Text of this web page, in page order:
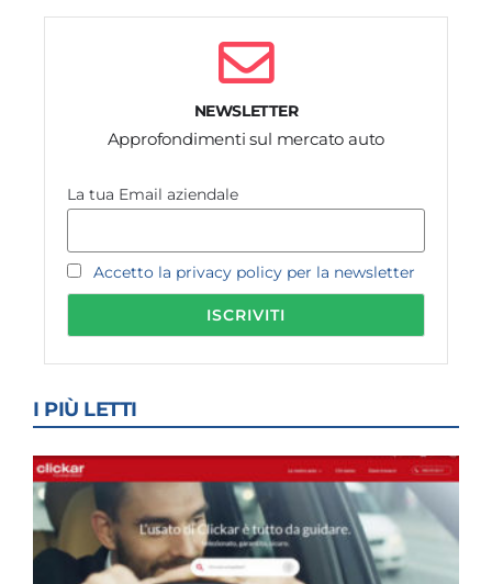
NEWSLETTER
Approfondimenti sul mercato auto
La tua Email aziendale
Accetto la privacy policy per la newsletter
I PIÙ LETTI